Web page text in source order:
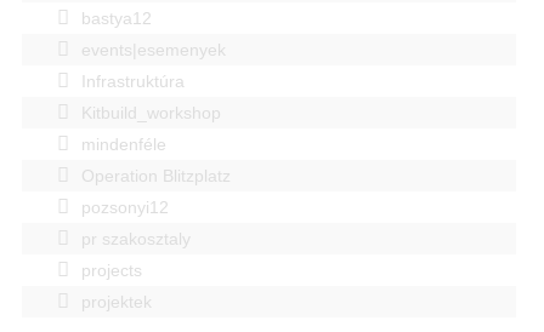
bastya12
events|esemenyek
Infrastruktúra
Kitbuild_workshop
mindenféle
Operation Blitzplatz
pozsonyi12
pr szakosztaly
projects
projektek